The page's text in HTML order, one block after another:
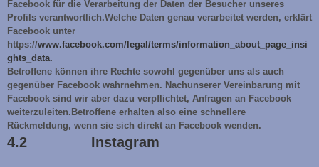
Facebook für die Verarbeitung der Daten der Besucher unseres
Profils verantwortlich.Welche Daten genau verarbeitet werden, erklärt
Facebook unter
https://www.facebook.com/legal/terms/information_about_page_insi
ghts_data.
Betroffene können ihre Rechte sowohl gegenüber uns als auch
gegenüber Facebook wahrnehmen. Nachunserer Vereinbarung mit
Facebook sind wir aber dazu verpflichtet, Anfragen an Facebook
weiterzuleiten.Betroffene erhalten also eine schnellere
Rückmeldung, wenn sie sich direkt an Facebook wenden.
4.2 Instagram